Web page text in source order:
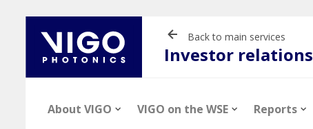
Back to main services
Investor relations
About VIGO VIGO on the WSE Reports